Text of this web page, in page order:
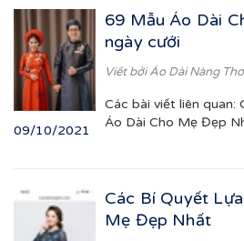
09/10/2021
69 Mẫu Áo Dài
ngày cưới
Viết bởiÁo Dài Nàng Thơ
Các bài viết liên quan:
Áo Dài Cho Mẹ Đẹp
Các Bí Quyết
Mẹ Đẹp Nhất